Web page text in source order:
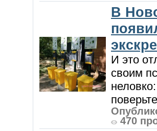
В
И это
своим
470